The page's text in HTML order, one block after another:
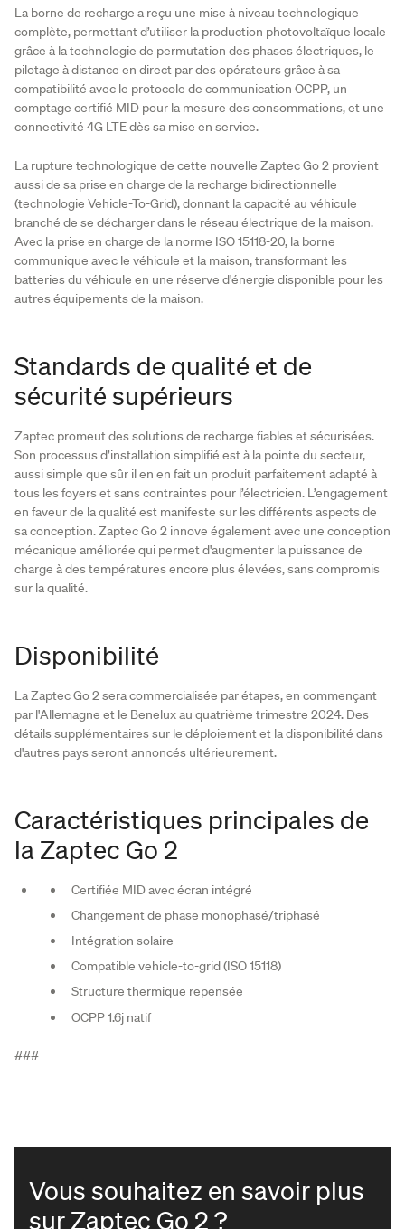
La borne de recharge a reçu une mise à niveau technologique
complète, permettant d’utiliser la production photovoltaïque locale
grâce à la technologie de permutation des phases électriques, le
pilotage à distance en direct par des opérateurs grâce à sa
compatibilité avec le protocole de communication OCPP, un
comptage certifié MID pour la mesure des consommations, et une
connectivité 4G LTE dès sa mise en service.
La rupture technologique de cette nouvelle Zaptec Go 2 provient
aussi de sa prise en charge de la recharge bidirectionnelle
(technologie Vehicle-To-Grid), donnant la capacité au véhicule
branché de se décharger dans le réseau électrique de la maison.
Avec la prise en charge de la norme ISO 15118-20, la borne
communique avec le véhicule et la maison, transformant les
batteries du véhicule en une réserve d'énergie disponible pour les
autres équipements de la maison.
Standards de qualité et de
sécurité supérieurs
Zaptec promeut des solutions de recharge fiables et sécurisées.
Son processus d’installation simplifié est à la pointe du secteur,
aussi simple que sûr il en en fait un produit parfaitement adapté à
tous les foyers et sans contraintes pour l’électricien. L’engagement
en faveur de la qualité est manifeste sur les différents aspects de
sa conception. Zaptec Go 2 innove également avec une conception
mécanique améliorée qui permet d'augmenter la puissance de
charge à des températures encore plus élevées, sans compromis
sur la qualité.
Disponibilité
La Zaptec Go 2 sera commercialisée par étapes, en commençant
par l'Allemagne et le Benelux au quatrième trimestre 2024. Des
détails supplémentaires sur le déploiement et la disponibilité dans
d'autres pays seront annoncés ultérieurement.
Caractéristiques principales de
la Zaptec Go 2
Certifiée MID avec écran intégré
Changement de phase monophasé/triphasé
Intégration solaire
Compatible vehicle-to-grid (ISO 15118)
Structure thermique repensée
OCPP 1.6j natif
###
Vous souhaitez en savoir plus
sur Zaptec Go 2 ?